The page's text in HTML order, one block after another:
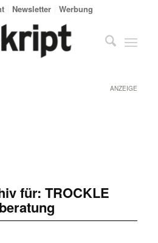
Newsletter Werbung
ANZEIGE
für: TROCKLE